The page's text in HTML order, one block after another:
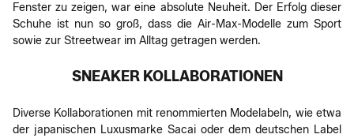
Fenster zu zeigen, war eine absolute Neuheit. Der Erfolg dieser
Schuhe ist nun so groß, dass die Air-Max-Modelle zum Sport
sowie zur Streetwear im Alltag getragen werden.
SNEAKER KOLLABORATIONEN
Diverse Kollaborationen mit renommierten Modelabeln, wie etwa
der japanischen Luxusmarke Sacai oder dem deutschen Label